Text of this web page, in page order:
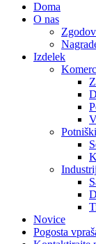
Doma
O nas
Izdelek
Novice
Pogosta